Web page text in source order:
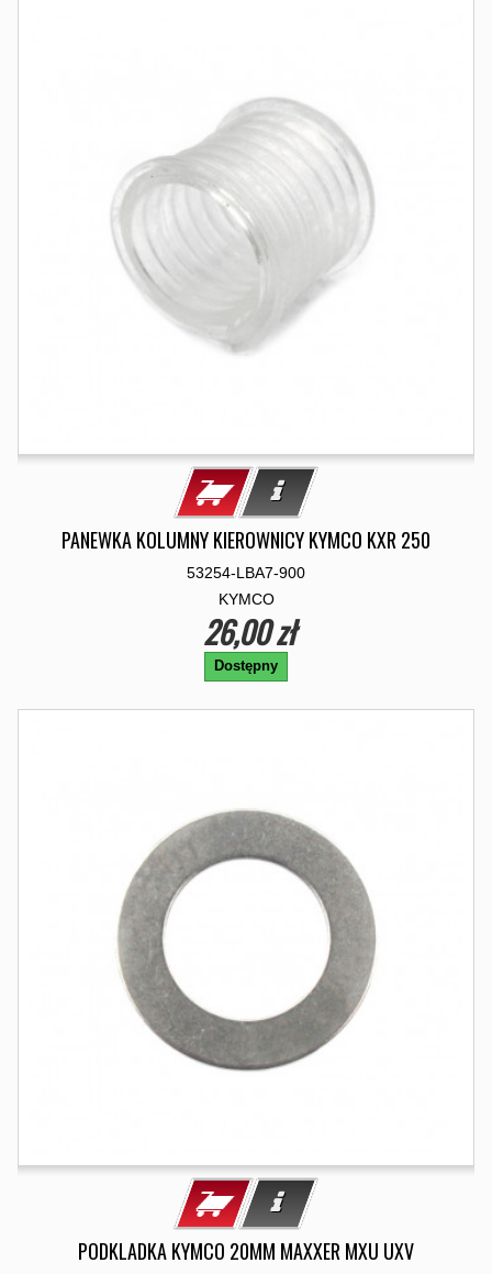
PANEWKA KOLUMNY KIEROWNICY KYMCO KXR 250
53254-LBA7-900
KYMCO
26,00 zł
Dostępny
PODKLADKA KYMCO 20MM MAXXER MXU UXV